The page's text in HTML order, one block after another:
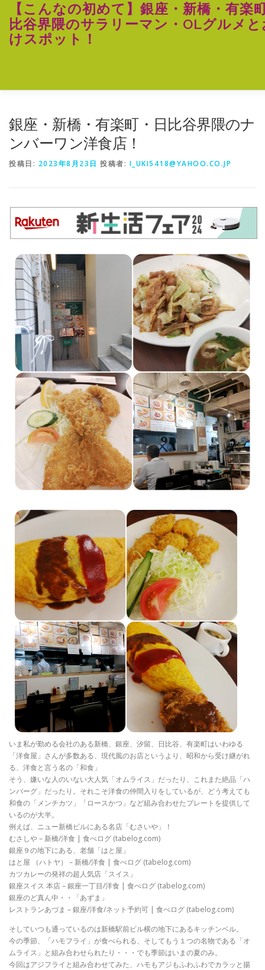
キ
【こんなの初めて】銀座・新橋・有楽
比谷界隈のサラリーマン・OLグルメ
けスポット！
銀座・新橋・有楽町・日比谷界隈のナ
ンバーワン洋食店！
投稿日: 2023年8月23日 投稿者: I_UKI5418@YAHOO.CO.JP
いま私が勤める会社のある新橋、銀座、汐留、日比谷、有楽町はいわゆる
「洋食屋」さんが多数ある、現代風のお店というより、昭和から受け継がれ
る、洋食と言う名の「和食」
そう、嫌いな人のいない大人気「オムライス」だったり、これまた絶品「ハ
ンバーグ」だったり。それこそ洋食の仲間入りをしているが、どう考えても
和食の「メンチカツ」「ロースかつ」など組み合わせたプレートを提供して
いるのが大半。
例えば、ニュー新橋ビルにある名店「むさいや」！
むさしや – 新橋/洋食 | 食べログ (tabelog.com)
銀座９の地下にある、老舗「はと屋」
はと屋 （ハトヤ） – 新橋/洋食 | 食べログ (tabelog.com)
カツカレーの発祥の超人気店「スイス」
銀座スイス 本店 – 銀座一丁目/洋食 | 食べログ (tabelog.com)
銀座のど真ん中・・「あずま」
レストランあづま – 銀座/洋食/ネット予約可 | 食べログ (tabelog.com)
そしていつも通っているのは新橋駅前ビル横の地下にあるキッチンベル。
今の季節、「ハモフライ」が食べられる、そしてもう１つの名物である「オ
ムライス」と組み合わせられたり・・・でも季節はいまの夏のみ。
今回はアジフライと組み合わせてみた、ハモもアジもふわふわでカラッと揚